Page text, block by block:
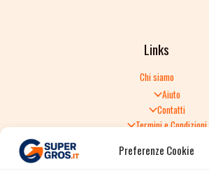
Preferenze Cookie
Links
Chi siamo
Aiuto
Contatti
Termini e Condizioni
Politica di Reso